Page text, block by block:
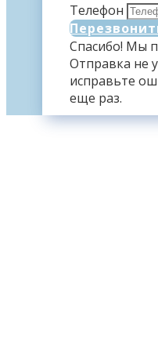
Телефон
Спасибо! Мы
Отправка не
исправьте
еще раз.